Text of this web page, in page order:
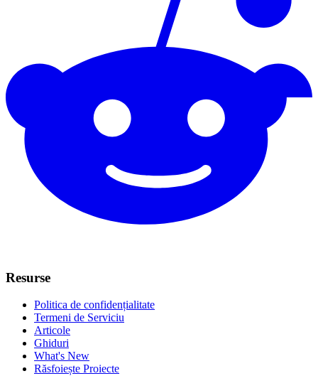
Resurse
Politica de confidențialitate
Termeni de Serviciu
Articole
Ghiduri
What's New
Răsfoiește Proiecte